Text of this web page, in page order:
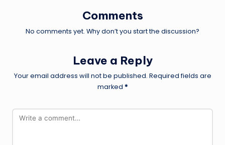
Comments
No comments yet. Why don’t you start the discussion?
Leave a Reply
Your email address will not be published. Required fields are
marked *